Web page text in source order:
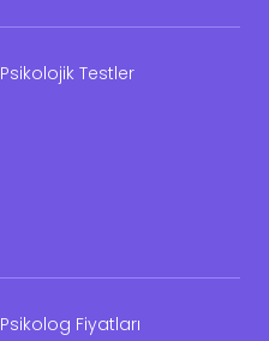
Psikolojik Testler
Psikolog Fiyatları